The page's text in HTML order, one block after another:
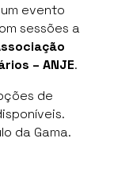
um evento
sessões a
– ANJE.
de
da Gama.